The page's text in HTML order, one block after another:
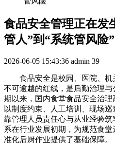
食品安全管理正在发
管人”到“系统管风险”
2026-06-05 15:43:36 admin 39
食品安全是校园、医院、
不可逾越的红线，是后勤治理
期以来，国内食堂食品安全治理
以制度约束、人工培训、现场
靠管理人员责任心与从业经验
系在行业发展初期，为规范食
准化后厨作业提供了基础保障。